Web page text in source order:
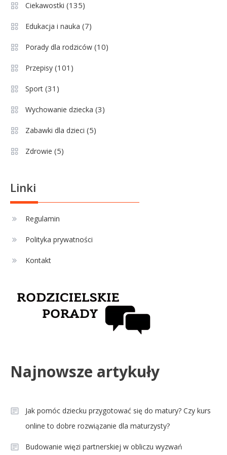
1 Wychowanie dziecka
Jak pomóc dziecku przygotować
dobre rozwiązanie dla
maturzysty?
Sport
Jagiellonia Białystok rankingi w
4 Sport
strzelców Primera División
Ciekawostki (135)
Edukacja i nauka (7)
Porady dla rodziców (10)
Przepisy (101)
Sport (31)
Wychowanie dziecka (3)
Zabawki dla dzieci (5)
Zdrowie (5)
Linki
Regulamin
Polityka prywatności
Kontakt
Najnowsze artykuły
Jak pomóc dziecku przygotować się do matury? Czy kurs
online to dobre rozwiązanie dla maturzysty?
Budowanie więzi partnerskiej w obliczu wyzwań